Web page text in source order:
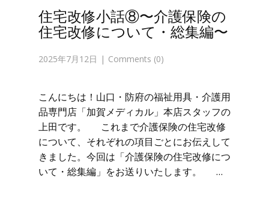
住宅改修小話⑧〜介護保険の
住宅改修について・総集編〜
2025年7月12日 Comments (0)
こんにちは！山口・防府の福祉用具・介護用
品専門店「加賀メディカル」本店スタッフの
上田です。 これまで介護保険の住宅改修
について、それぞれの項目ごとにお伝えして
きました。今回は「介護保険の住宅改修につ
いて・総集編」をお送りいたします。 …